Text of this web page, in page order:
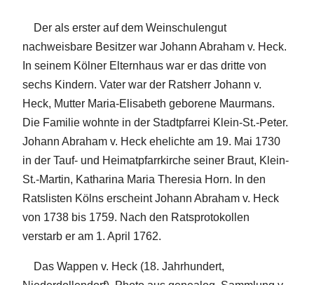
Der als erster auf dem Weinschulengut
nachweisbare Besitzer war Johann Abraham v. Heck.
In seinem Kölner Elternhaus war er das dritte von
sechs Kindern. Vater war der Ratsherr Johann v.
Heck, Mutter Maria-Elisabeth geborene Maurmans.
Die Familie wohnte in der Stadtpfarrei Klein-St.-Peter.
Johann Abraham v. Heck ehelichte am 19. Mai 1730
in der Tauf- und Heimatpfarrkirche seiner Braut, Klein-
St.-Martin, Katharina Maria Theresia Horn. In den
Ratslisten Kölns erscheint Johann Abraham v. Heck
von 1738 bis 1759. Nach den Ratsprotokollen
verstarb er am 1. April 1762.
Das Wappen v. Heck (18. Jahrhundert,